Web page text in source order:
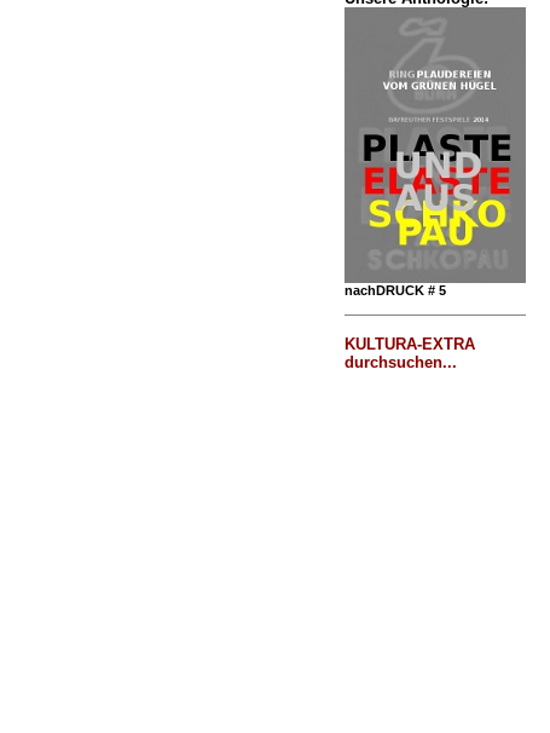
nachDRUCK # 5
KULTURA-EXTRA
durchsuchen...